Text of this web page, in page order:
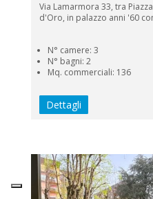
Via Lamarmora 33, tra
d'Oro, in palazzo anni '60
N° camere: 3
N° bagni: 2
Mq. commerciali: 136
Dettagli